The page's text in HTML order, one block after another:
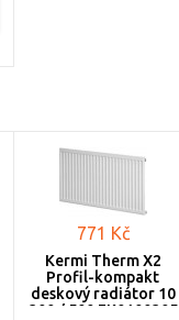
771 Kč
Kermi Therm X2
Profil-kompakt
deskový radiátor 10
300 / 500 FK0100305